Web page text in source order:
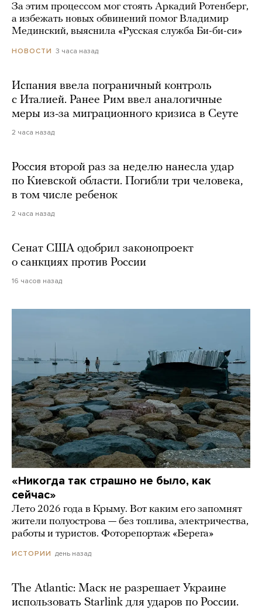
За этим процессом мог стоять Аркадий Ротенберг,
а избежать новых обвинений помог Владимир
Мединский, выяснила «Русская служба Би-би-си»
НОВОСТИ 3 часа назад
Испания ввела пограничный контроль
с Италией. Ранее Рим ввел аналогичные
меры из-за миграционного кризиса в Сеуте
2 часа назад
Россия второй раз за неделю нанесла удар
по Киевской области. Погибли три человека,
в том числе ребенок
2 часа назад
Сенат США одобрил законопроект
о санкциях против России
16 часов назад
«Никогда так страшно не было, как
сейчас»
Лето 2026 года в Крыму. Вот каким его запомнят
жители полуострова — без топлива, электричества,
работы и туристов. Фоторепортаж «Берега»
ИСТОРИИ день назад
The Atlantic: Маск не разрешает Украине
использовать Starlink для ударов по России.